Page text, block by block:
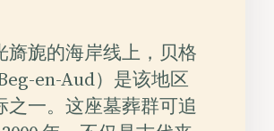
旎的海岸线上，贝格
en-Aud）是该地区
一。这座墓葬群可追